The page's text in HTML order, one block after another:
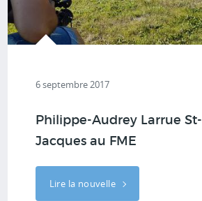
6 septembre 2017
Philippe-Audrey Larrue St-
Jacques au FME
Lire la nouvelle